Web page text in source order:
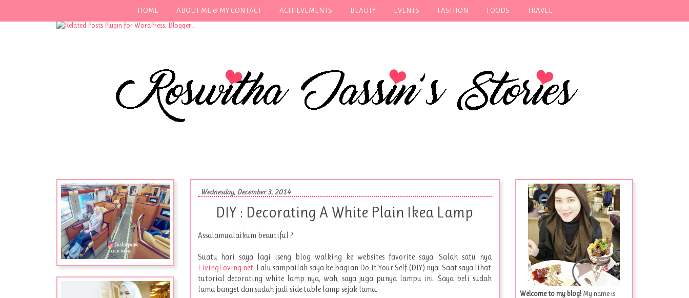
HOME ABOUT ME & MY CONTACT ACHIEVEMENTS BEAUTY EVENTS FASHION FOODS TRAVEL
Wednesday, December 3, 2014
DIY : Decorating A White Plain Ikea Lamp
Assalamualaikum beautiful ?
Suatu hari saya lagi iseng blog walking ke websites favorite saya. Salah satu nya
LivingLoving.net. Lalu sampailah saya ke bagian Do It Your Self (DIY) nya. Saat saya lihat
tutorial decorating white lamp nya, wah, saya juga punya lampu ini. Saya beli sudah
lama banget dan sudah jadi side table lamp sejak lama.
Welcome to my blog!My name is